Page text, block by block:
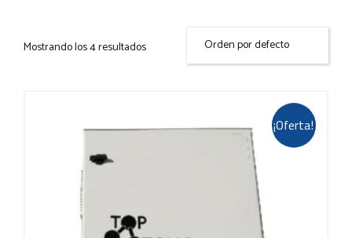
Mostrando los 4 resultados
¡Oferta!